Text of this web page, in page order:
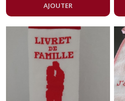
AJOUTER